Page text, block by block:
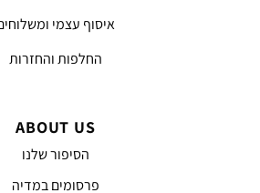
איסוף עצמי ומשלוחים
החלפות והחזרות
ABOUT US
הסיפור שלנו
פרסומים במדיה